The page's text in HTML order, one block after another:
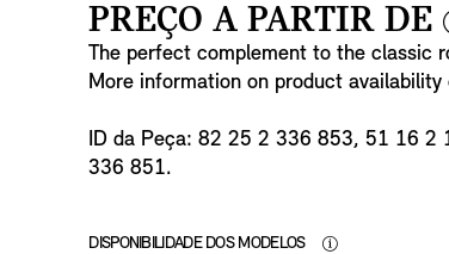
PREÇO A PARTIR DE
i
The perfect complement to the classic
More information on product availability
ID da Peça: 82 25 2 336 853, 51 16
336 851.
DISPONIBILIDADE DOS MODELOS